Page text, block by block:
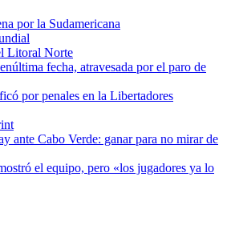
por la Sudamericana
Litoral Norte
fecha, atravesada por el paro de
por penales en la Libertadores
ante Cabo Verde: ganar para no mirar de
el equipo, pero «los jugadores ya lo